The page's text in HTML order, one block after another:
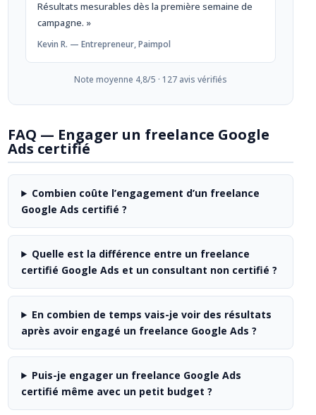
Résultats mesurables dès la première semaine de
campagne. »
Kevin R. — Entrepreneur, Paimpol
Note moyenne 4,8/5 · 127 avis vérifiés
FAQ — Engager un freelance Google
Ads certifié
Combien coûte l’engagement d’un freelance
Google Ads certifié ?
Quelle est la différence entre un freelance
certifié Google Ads et un consultant non certifié ?
En combien de temps vais-je voir des résultats
après avoir engagé un freelance Google Ads ?
Puis-je engager un freelance Google Ads
certifié même avec un petit budget ?